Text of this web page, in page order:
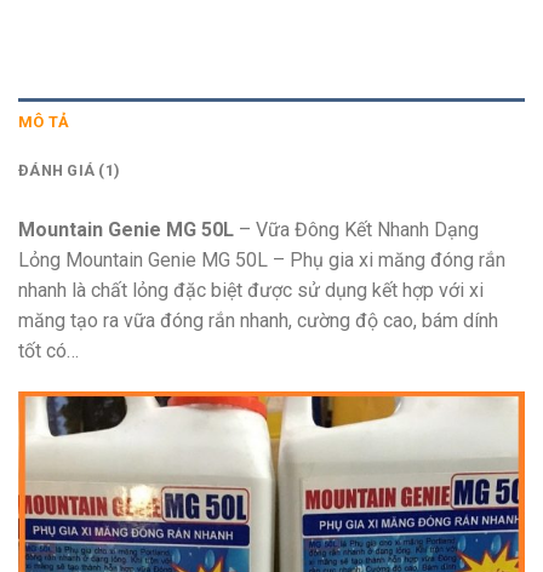
MÔ TẢ
ĐÁNH GIÁ (1)
Mountain Genie MG 50L – Vữa Đông Kết Nhanh Dạng
Lỏng Mountain Genie MG 50L – Phụ gia xi măng đóng rắn
nhanh là chất lỏng đặc biệt được sử dụng kết hợp với xi
măng tạo ra vữa đóng rắn nhanh, cường độ cao, bám dính
tốt có…